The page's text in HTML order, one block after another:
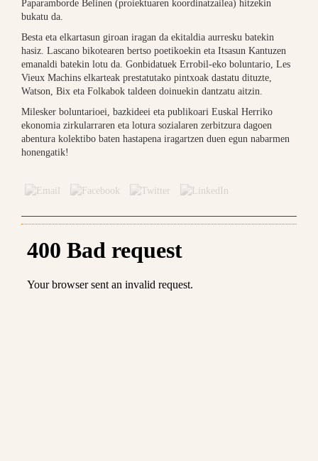
Paparamborde Belinen (proiektuaren koordinatzailea) hitzekin
bukatu da.
Besta eta elkartasun giroan iragan da ekitaldia aurresku batekin
hasiz. Lascano bikotearen bertso poetikoekin eta Itsasun Kantuzen
emanaldi batekin lotu da. Gonbidatuek Errobil-eko boluntario, Les
Vieux Machins elkarteak prestatutako pintxoak dastatu dituzte,
Watson, Bix eta Folkabok taldeen doinuekin dantzatu aitzin.
Milesker boluntarioei, bazkideei eta publikoari Euskal Herriko
ekonomia zirkularraren eta lotura sozialaren zerbitzura dagoen
abentura kolektibo baten hastapena iragartzen duen egun nabarmen
honengatik!